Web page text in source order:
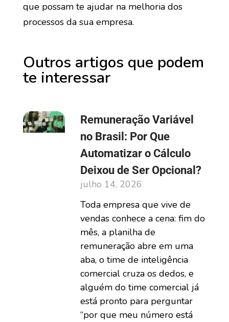
que possam te ajudar na melhoria dos
processos da sua empresa.
Outros artigos que podem
te interessar
Remuneração Variável
no Brasil: Por Que
Automatizar o Cálculo
Deixou de Ser Opcional?
julho 14, 2026
Toda empresa que vive de
vendas conhece a cena: fim do
mês, a planilha de
remuneração abre em uma
aba, o time de inteligência
comercial cruza os dedos, e
alguém do time comercial já
está pronto para perguntar
“por que meu número está